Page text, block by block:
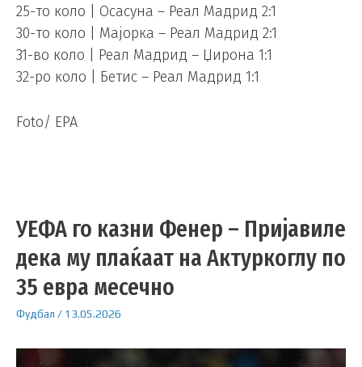
25-то коло | Осасуна – Реал Мадрид 2:1
30-то коло | Мајорка – Реал Мадрид 2:1
31-во коло | Реал Мадрид – Џирона 1:1
32-ро коло | Бетис – Реал Мадрид 1:1
Foto/ EPA
УЕФА го казни Фенер – Пријавиле
дека му плаќаат на Актуркоглу по
35 евра месечно
Фудбал / 13.05.2026